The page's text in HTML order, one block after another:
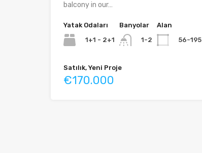
balcony in our…
Yatak Odaları
1+1 - 2+1
Banyolar
1-2
Alan
56-195
Satılık, Yeni Proje
€170.000